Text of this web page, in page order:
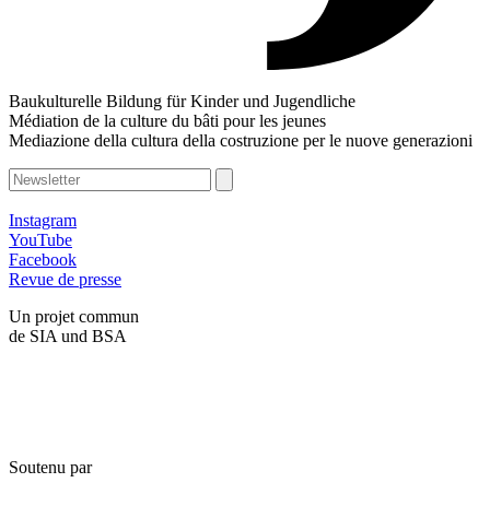
Baukulturelle Bildung für Kinder und Jugendliche
Médiation de la culture du bâti pour les jeunes
Mediazione della cultura della costruzione per le nuove generazioni
Instagram
YouTube
Facebook
Revue de presse
Un projet commun
de SIA und BSA
Soutenu par